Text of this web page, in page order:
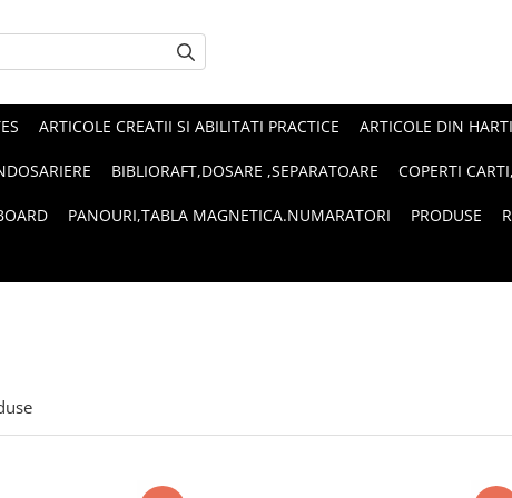
ARTICOLE CREATII SI ABILITATI PRACTICE ARTICOLE DIN
BIBLIORAFT,DOSARE ,SEPARATOARE COPERTI
PANOURI,TABLA MAGNETICA.NUMARATORI PRODUSE